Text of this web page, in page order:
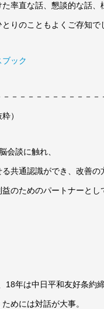
率直な話、懇談的な話、
りのこともよくご存知で
ック
－－－－－－－－－－
）
会談に触れ、
る共通認識ができ、改善
のためのパートナーとし
18年は中日平和友好条約
めには対話が大事。